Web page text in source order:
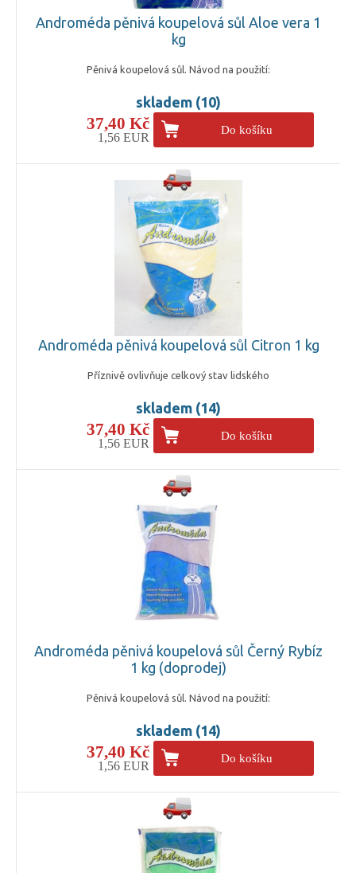
Androméda pěnivá koupelová sůl Aloe vera 1
kg
Pěnivá koupelová sůl. Návod na použití:
skladem (10)
37,40 Kč
1,56 EUR
Do košíku
Androméda pěnivá koupelová sůl Citron 1 kg
Příznivě ovlivňuje celkový stav lidského
skladem (14)
37,40 Kč
1,56 EUR
Do košíku
Androméda pěnivá koupelová sůl Černý Rybíz
1 kg (doprodej)
Pěnivá koupelová sůl. Návod na použití:
skladem (14)
37,40 Kč
1,56 EUR
Do košíku